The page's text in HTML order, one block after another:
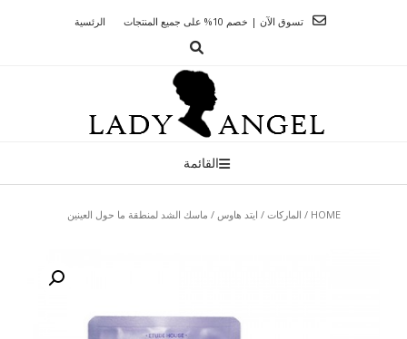
الرئسية تسوق الآن | خصم 10% على جميع المنتجات
القائمة
HOME
/ الماركات / ايتد هاوس / ماسك الشد لمنطقة ما حول العينين